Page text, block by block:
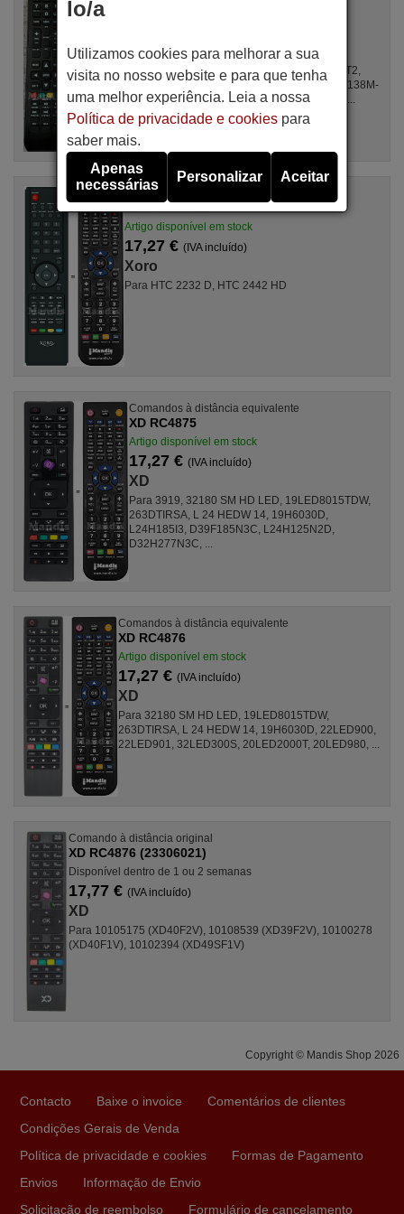
XD
Para LED-3229 HD, IP-LE 32, 894526-24S17T2,
42FG3700LZT2, 894527/50518, 32D8HD, 32/138M-
GB-11B4-EGBQPX-EU, CELED434K1018B6, ...
Comandos à distância equivalente
Artigo disponível em stock
17,27 € (IVA incluído)
Xoro
Para HTC 2232 D, HTC 2442 HD
Comandos à distância equivalente
XD RC4875
Artigo disponível em stock
17,27 €(IVA incluído)
XD
Para 3919, 32180 SM HD LED, 19LED8015TDW,
263DTIRSA, L 24 HEDW 14, 19H6030D,
L24H185I3, D39F185N3C, L24H125N2D,
D32H277N3C, ...
Comandos à distância equivalente
XD RC4876
Artigo disponível em stock
17,27 € (IVA incluído)
XD
Para 32180 SM HD LED, 19LED8015TDW,
263DTIRSA, L 24 HEDW 14, 19H6030D, 22LED900,
22LED901, 32LED300S, 20LED2000T, 20LED980, ...
Comando à distância original
XD RC4876 (23306021)
Disponível dentro de 1 ou 2 semanas
17,77 € (IVA incluído)
XD
Para 10105175 (XD40F2V), 10108539 (XD39F2V), 10100278
(XD40F1V), 10102394 (XD49SF1V)
Copyright © Mandis Shop 2026
Contacto Baixe o invoice
Comentários de clientes
Condições Gerais de Venda
Política de privacidade e cookies
Formas de Pagamento
Envios
Informação de Envio
Solicitação de reembolso
Formulário de cancelamento
lo/a
Utilizamos cookies para melhorar a sua
visita no nosso website e para que tenha
uma melhor experiência. Leia a nossa
Política de privacidade e cookiespara
saber mais.
Apenas
necessárias
Personalizar Aceitar